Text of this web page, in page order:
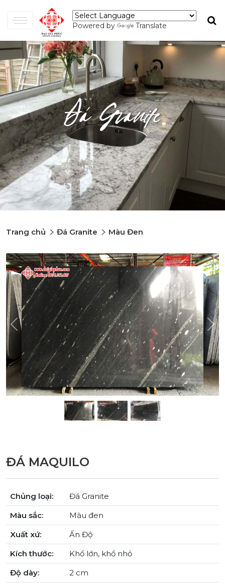
Powered by Translate
Đá Granite
Trang chủ Đá Granite Màu Đen
Previous
ĐÁ MAQUILO
Chủng loại:
Đá Granite
Màu sắc:
Màu đen
Xuất xứ:
Ấn Độ
Kích thước:
Khổ lớn, khổ nhỏ
Độ dày:
2 cm